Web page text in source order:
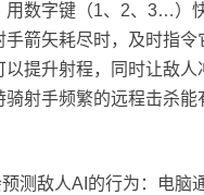
用数字键（1、2、3…）
手箭矢耗尽时，及时指令
以提升射程，同时让敌人
骑射手频繁的远程击杀
测敌人AI的行为：电脑